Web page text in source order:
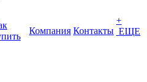
Компания Контакты
+
ЕЩЕ